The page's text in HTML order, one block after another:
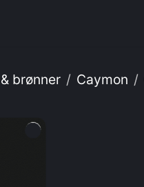
brønner Caymon